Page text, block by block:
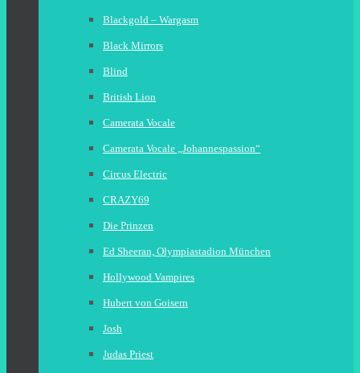
Blackgold – Wargasm
Black Mirrors
Blind
British Lion
Camerata Vocale
Camerata Vocale „Johannespassion“
Circus Electric
CRAZY69
Die Prinzen
Ed Sheeran, Olympiastadion München
Hollywood Vampires
Hubert von Goisern
Josh
Judas Priest